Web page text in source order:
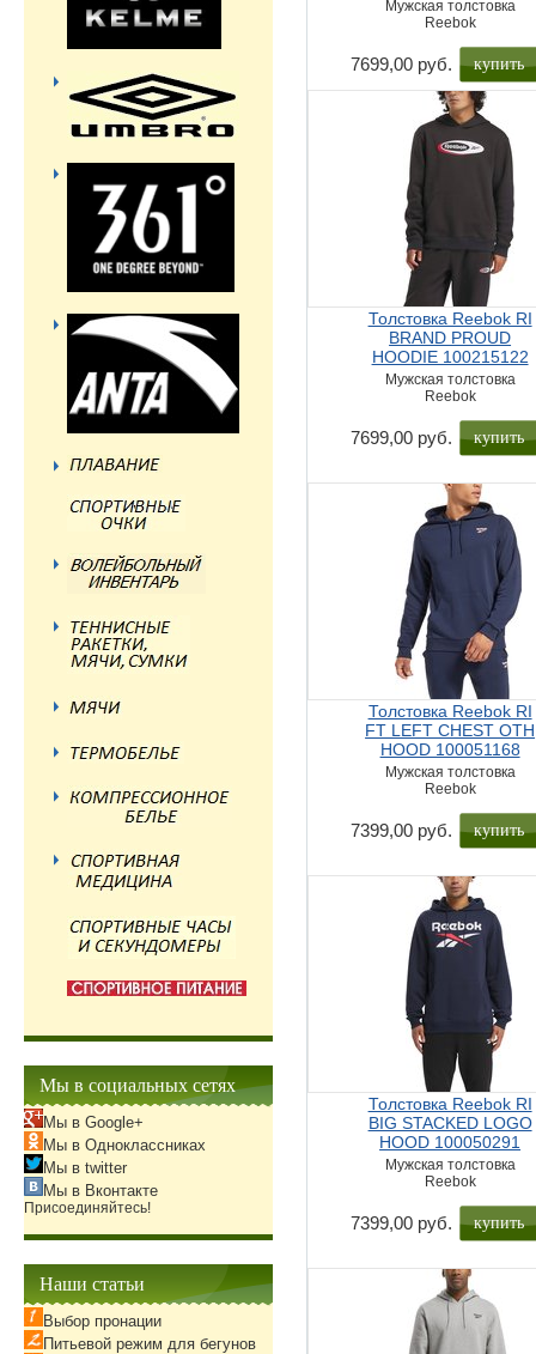
Мужская толстовка
Reebok
7699,00 руб. купить
Толстовка Reebok RI
BRAND PROUD
HOODIE 100215122
Мужская толстовка
Reebok
7699,00 руб. купить
Толстовка Reebok RI
FT LEFT CHEST OTH
HOOD 100051168
Мужская толстовка
Reebok
7399,00 руб. купить
Толстовка Reebok RI
BIG STACKED LOGO
HOOD 100050291
Мужская толстовка
Reebok
7399,00 руб. купить
Мы в социальных сетях
Мы в Google+
Мы в Одноклассниках
Мы в twitter
Мы в Вконтакте
Присоединяйтесь!
Наши статьи
Выбор пронации
Питьевой режим для бегунов